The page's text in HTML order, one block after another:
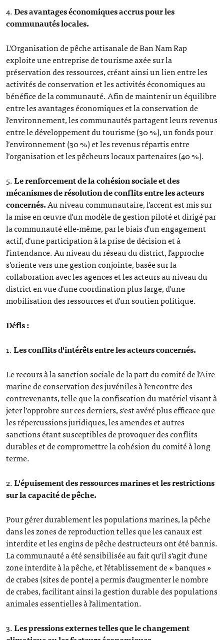
4.Des avantages économiques accrus pour les
communautés locales.
L'Organisation de pêche artisanale de Ban Nam Rap
exploite une entreprise de tourisme axée sur la
préservation des ressources, créant ainsi un lien entre les
activités de conservation et les activités économiques au
bénéfice de la communauté. Afin de maintenir un équilibre
entre les avantages économiques et la conservation de
l'environnement, les communautés partagent leurs revenus
entre le développement du tourisme (30 %), un fonds pour
l’environnement (30 %) et les revenus répartis entre
l’organisation et les pêcheurs locaux partenaires (40 %).
5.Le renforcement de la cohésion sociale et des
mécanismes de résolution de conflits entre les acteurs
concernés.Au niveau communautaire, l'accent est mis sur
la mise en œuvre d'un modèle de gestion piloté et dirigé par
la communauté elle-même, par le biais d'un engagement
actif, d'une participation à la prise de décision et à
l'intendance. Au niveau du réseau du district, l'approche
s'oriente vers une gestion conjointe, basée sur la
collaboration avec les agences et les acteurs au niveau du
district en vue d'une coordination plus large, d'une
mobilisation des ressources et d'un soutien politique.
Défis :
1.Les conflits d'intérêts entre les acteurs concernés.
Le recours à la sanction sociale de la part du comité de l'Aire
marine de conservation des juvéniles à l'encontre des
contrevenants, telle que la confiscation du matériel visant à
jeter l’opprobre sur ces derniers, s'est avéré plus efficace que
les répercussions juridiques, les amendes et autres
sanctions étant susceptibles de provoquer des conflits
durables et de compromettre la cohésion du comité à long
terme.
2.L'épuisement des ressources marines et les restrictions
sur la capacité de pêche.
Pour gérer durablement les populations marines, la pêche
dans les zones de reproduction telles que les canaux est
interdite et les engins de pêche destructeurs ont été bannis.
La communauté a été sensibilisée au fait qu'il s'agit d'une
zone interdite à la pêche, et l'établissement de « banques »
de crabes (sites de ponte) a permis d'augmenter le nombre
de crabes, facilitant ainsi la gestion durable des populations
animales essentielles à l'alimentation.
3.Les pressions externes telles que le changement